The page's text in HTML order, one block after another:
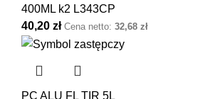
400ML k2 L343CP
40,20 zł Cena netto: 32,68 zł
PC ALU FL TIR 5L